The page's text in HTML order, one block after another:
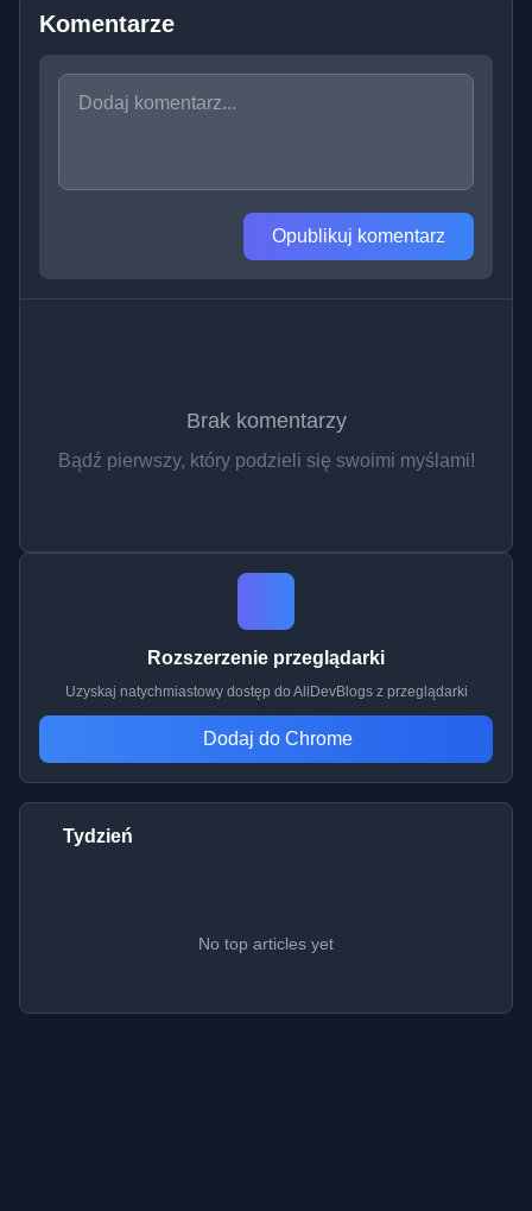
Komentarze
Opublikuj komentarz
Brak komentarzy
Bądź pierwszy, który podzieli się swoimi myślami!
Rozszerzenie przeglądarki
Uzyskaj natychmiastowy dostęp do AllDevBlogs z przeglądarki
Dodaj do Chrome
Tydzień
No top articles yet